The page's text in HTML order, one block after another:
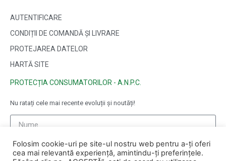
AUTENTIFICARE
CONDIȚII DE COMANDĂ ȘI LIVRARE
PROTEJAREA DATELOR
HARTĂ SITE
PROTECȚIA CONSUMATORILOR - A.N.P.C.
Nu ratați cele mai recente evoluții și noutăți!
Folosim cookie-uri pe site-ul nostru web pentru a-ți oferi
cea mai relevantă experiență, amintindu-ți preferințele.